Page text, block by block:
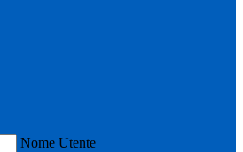
Nome Utente